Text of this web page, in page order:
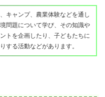
キャンプ、農業体験などを通し
問題について学び、その知識や
トを企画したり、子どもたちに
する活動などがあります。